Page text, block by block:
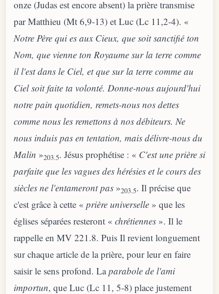
onze (Judas est encore absent) la prière transmise
par Matthieu (Mt 6,9-13) et Luc (Lc 11,2-4). «
Notre Père qui es aux Cieux, que soit sanctifié ton
Nom, que vienne ton Royaume sur la terre comme
il l'est dans le Ciel, et que sur la terre comme au
Ciel soit faite ta volonté. Donne-nous aujourd'hui
notre pain quotidien, remets-nous nos dettes
comme nous les remettons à nos débiteurs. Ne
nous induis pas en tentation, mais délivre-nous du
Malin »203.5. Jésus prophétise : « C'est une prière si
parfaite que les vagues des hérésies et le cours des
siècles ne l'entameront pas »203.5. Il précise que
c'est grâce à cette « prière universelle » que les
églises séparées resteront « chrétiennes ». Il le
rappelle en MV 221.8. Puis Il revient longuement
sur chaque article de la prière, pour leur en faire
saisir le sens profond. Laparabole de l'ami
importun, que Luc (Lc 11, 5-8) place justement